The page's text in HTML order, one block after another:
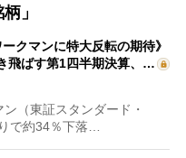
」
クマンに特大反転の期待》
飛ばす第1四半期決算、…
（東証スタンダード・
で約34％下落…